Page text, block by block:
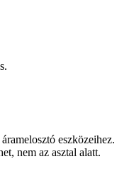
eszközeihez.
nem az asztal alatt.